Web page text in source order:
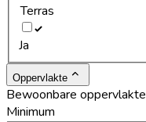
Terras
Ja
Oppervlakte
Bewoonbare oppervlakte
Minimum